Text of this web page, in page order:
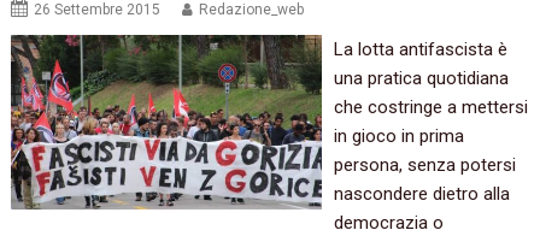
26 Settembre 2015 Redazione_web
La lotta antifascista è
una pratica quotidiana
che costringe a mettersi
in gioco in prima
persona,‭ ‬senza potersi
nascondere dietro alla
democrazia o